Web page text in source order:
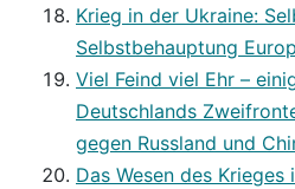
Krieg in der Ukraine:
Selbstbehauptung
Viel Feind viel Ehr –
Deutschlands
gegen Russland und
Das Wesen des Krieges